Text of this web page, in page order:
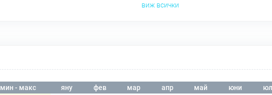
виж всички
мин - макс яну фев мар апр май юни